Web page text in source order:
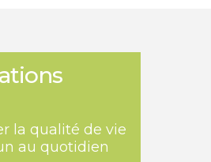
la qualité de vie
au quotidien